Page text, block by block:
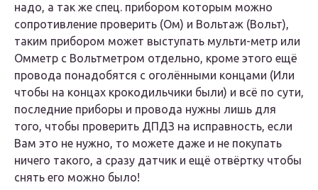
надо, а так же спец. прибором которым можно
сопротивление проверить (Ом) и Вольтаж (Вольт),
таким прибором может выступать мульти-метр или
Омметр с Вольтметром отдельно, кроме этого ещё
провода понадобятся с оголёнными концами (Или
чтобы на концах крокодильчики были) и всё по сути,
последние приборы и провода нужны лишь для
того, чтобы проверить ДПДЗ на исправность, если
Вам это не нужно, то можете даже и не покупать
ничего такого, а сразу датчик и ещё отвёртку чтобы
снять его можно было!